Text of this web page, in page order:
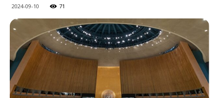
2024-09-10 71